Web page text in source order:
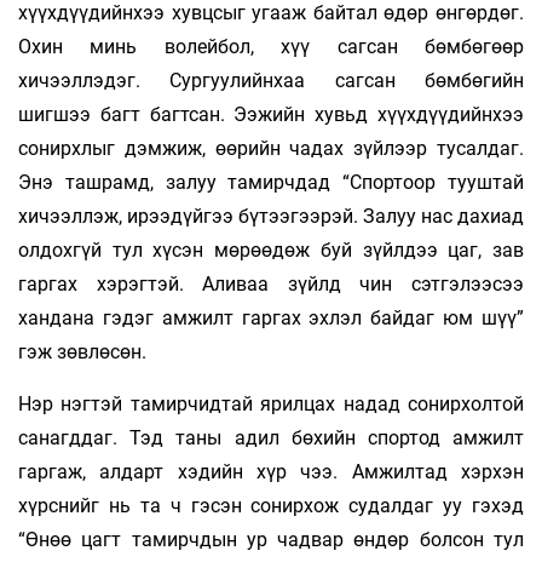
хүүхдүүдийнхээ хувцсыг угааж байтал өдөр өнгөрдөг.
Охин минь волейбол, хүү сагсан бөмбөгөөр
хичээллэдэг. Сургуулийнхаа сагсан бөмбөгийн
шигшээ багт багтсан. Ээжийн хувьд хүүхдүүдийнхээ
сонирхлыг дэмжиж, өөрийн чадах зүйлээр тусалдаг.
Энэ ташрамд, залуу тамирчдад “Спортоор тууштай
хичээллэж, ирээдүйгээ бүтээгээрэй. Залуу нас дахиад
олдохгүй тул хүсэн мөрөөдөж буй зүйлдээ цаг, зав
гаргах хэрэгтэй. Аливаа зүйлд чин сэтгэлээсээ
хандана гэдэг амжилт гаргах эхлэл байдаг юм шүү”
гэж зөвлөсөн.
Нэр нэгтэй тамирчидтай ярилцах надад сонирхолтой
санагддаг. Тэд таны адил бөхийн спортод амжилт
гаргаж, алдарт хэдийн хүр­ чээ. Амжилтад хэрхэн
хүрснийг нь та ч гэсэн сонирхож судалдаг уу гэхэд
“Өнөө цагт тамирчдын ур чадвар өндөр болсон тул